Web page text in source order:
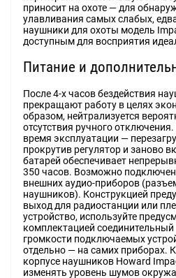
приносит на охоте — для
улавливания самых слабых,
наушники для охоты модель
доступным для восприятия
Питание и
После 4-х часов бездействия
прекращают работу в целях
образом, нейтрализуется
отсутствия ручного
время эксплуатации —
прокрутив регулятор и заново
батарей обеспечивает
350 часов. Возможно
внешних аудио-приборов
наушников). Конструкцией
выход для радиостанции или
устройство, используйте
комплектацией
громкости подключаемых
отдельно — на самих приборах.
корпусе наушников Howard
изменять уровень шумов